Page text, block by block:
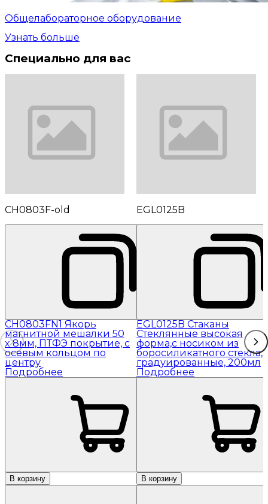
Общелабораторное оборудование
Узнать больше
Специально для вас
CH0803F-old
CH0803FN1 Якорь
магнитной мешалки 50
x 8мм, ПТФЭ покрытие, с
осевым кольцом по
центру
Подробнее
В корзину
EGL0125B
EGL0125B Стаканы
Стеклянные высокая
форма,с носиком из
боросиликатного стекла,
градуированные, 200мл
Подробнее
В корзину